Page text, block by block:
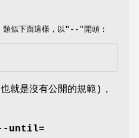
類似下面這樣，以"--"開頭：
就是沒有公開的規範)，
until=